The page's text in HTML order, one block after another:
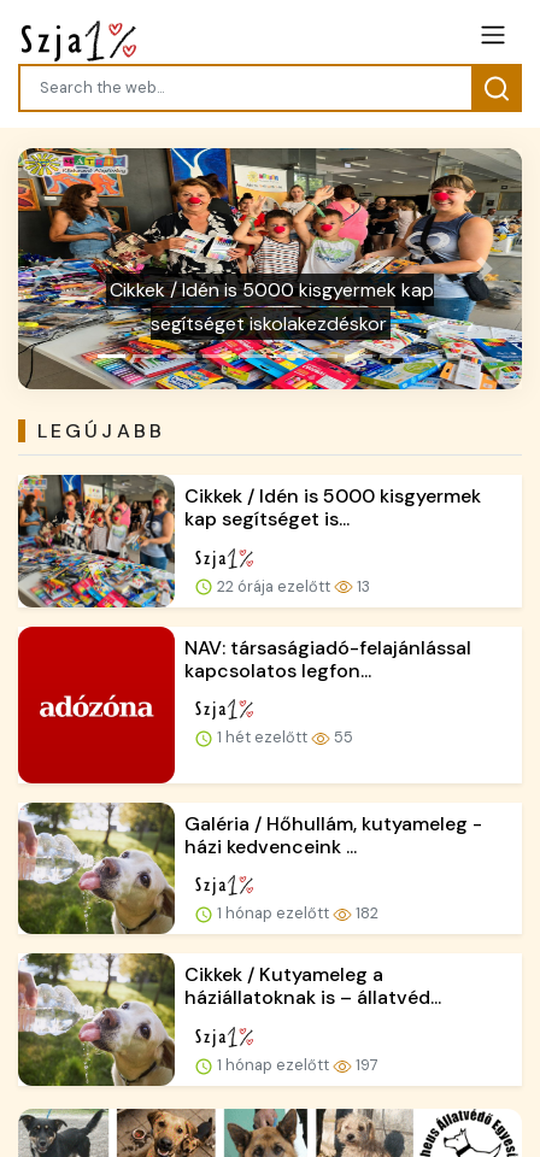
NAV: társaságiadó-felajánlással
kapcsolatos legfontosabb információk
Previous Next
LEGÚJABB
Cikkek / Idén is 5000 kisgyermek
kap segítséget is...
22 órája ezelőtt 13
NAV: társaságiadó-felajánlással
kapcsolatos legfon...
1 hét ezelőtt 55
Galéria / Hőhullám, kutyameleg -
házi kedvenceink ...
1 hónap ezelőtt 182
Cikkek / Kutyameleg a
háziállatoknak is – állatvéd...
1 hónap ezelőtt 197